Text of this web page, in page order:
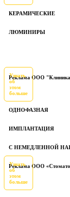
КЕРАМИЧЕСКИЕ
ЛЮМИНИРЫ
Реклама ООО
Узнать
об
этом
больше
ОДНОФАЗНАЯ
ИМПЛАНТАЦИЯ
С НЕМЕДЛЕННОЙ
Реклама ООО
Узнать
об
этом
больше